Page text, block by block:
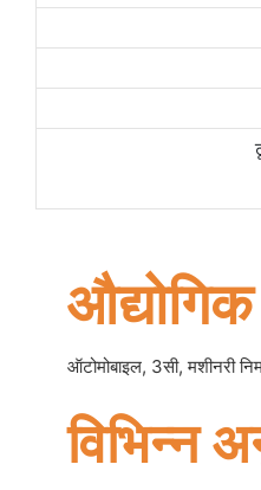
ऑटोमोबाइल, 3सी, मशीनरी
विभिन्न